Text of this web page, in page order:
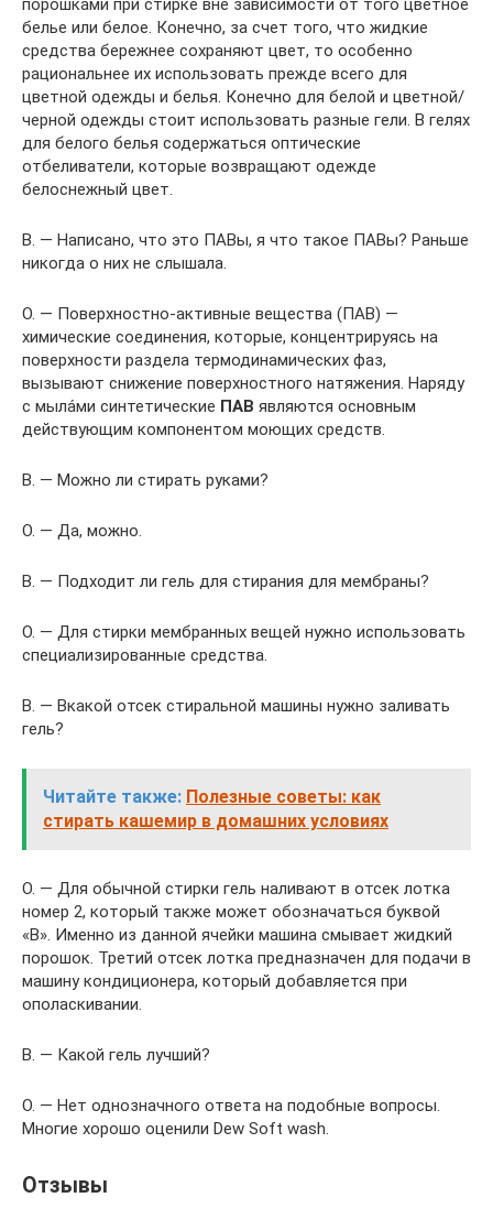
порошками при стирке вне зависимости от того цветное
белье или белое. Конечно, за счет того, что жидкие
средства бережнее сохраняют цвет, то особенно
рациональнее их использовать прежде всего для
цветной одежды и белья. Конечно для белой и цветной/
черной одежды стоит использовать разные гели. В гелях
для белого белья содержаться оптические
отбеливатели, которые возвращают одежде
белоснежный цвет.
В. — Написано, что это ПАВы, я что такое ПАВы? Раньше
никогда о них не слышала.
О. — Поверхностно-активные вещества (ПАВ) —
химические соединения, которые, концентрируясь на
поверхности раздела термодинамических фаз,
вызывают снижение поверхностного натяжения. Наряду
с мыла́ми синтетические ПАВ являются основным
действующим компонентом моющих средств.
В. — Можно ли стирать руками?
О. — Да, можно.
В. — Подходит ли гель для стирания для мембраны?
О. — Для стирки мембранных вещей нужно использовать
специализированные средства.
В. — Вкакой отсек стиральной машины нужно заливать
гель?
Читайте также: Полезные советы: как
стирать кашемир в домашних условиях
О. — Для обычной стирки гель наливают в отсек лотка
номер 2, который также может обозначаться буквой
«В». Именно из данной ячейки машина смывает жидкий
порошок. Третий отсек лотка предназначен для подачи в
машину кондиционера, который добавляется при
ополаскивании.
В. — Какой гель лучший?
О. — Нет однозначного ответа на подобные вопросы.
Многие хорошо оценили Dew Soft wash.
Отзывы